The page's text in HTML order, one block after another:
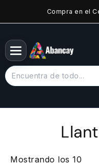
Compra en el
Mostrando los 10